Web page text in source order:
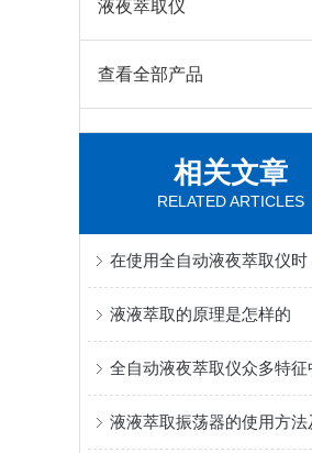
液夜萃取仪
查看全部产品
相关文章
RELATED ARTICLES
液液萃取的原理是怎样的